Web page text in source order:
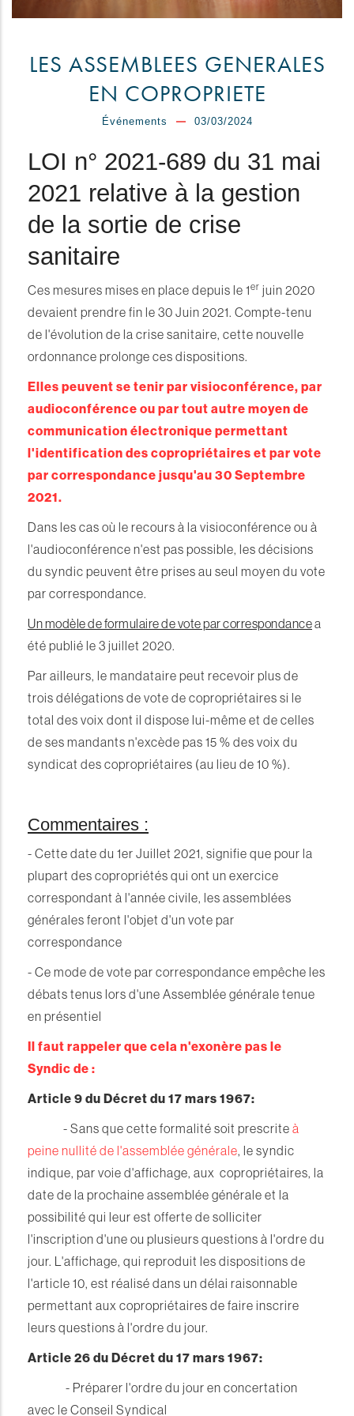
LES ASSEMBLEES GENERALES
EN COPROPRIETE
Événements 03/03/2024
LOI n° 2021-689 du 31 mai
2021 relative à la gestion
de la sortie de crise
sanitaire
Ces mesures mises en place depuis le 1er juin 2020
devaient prendre fin le 30 Juin 2021. Compte-tenu
de l'évolution de la crise sanitaire, cette nouvelle
ordonnance prolonge ces dispositions.
Elles peuvent se tenir par visioconférence, par
audioconférence ou par tout autre moyen de
communication électronique permettant
l'identification des copropriétaires et par vote
par correspondance jusqu'au 30 Septembre
2021.
Dans les cas où le recours à la visioconférence ou à
l'audioconférence n'est pas possible, les décisions
du syndic peuvent être prises au seul moyen du vote
par correspondance.
Un modèle de formulaire de vote par correspondancea
été publié le 3 juillet 2020.
Par ailleurs, le mandataire peut recevoir plus de
trois délégations de vote de copropriétaires si le
total des voix dont il dispose lui-même et de celles
de ses mandants n'excède pas 15 % des voix du
syndicat des copropriétaires (au lieu de 10 %).
Commentaires :
- Cette date du 1er Juillet 2021, signifie que pour la
plupart des copropriétés qui ont un exercice
correspondant à l'année civile, les assemblées
générales feront l'objet d'un vote par
correspondance
- Ce mode de vote par correspondance empêche les
débats tenus lors d'une Assemblée générale tenue
en présentiel
Il faut rappeler que cela n'exonère pas le
Syndic de :
Article 9 du Décret du 17 mars 1967:
- Sans que cette formalité soit prescrite à
peine nullité de l'assemblée générale, le syndic
indique, par voie d'affichage, aux copropriétaires, la
date de la prochaine assemblée générale et la
possibilité qui leur est offerte de solliciter
l'inscription d'une ou plusieurs questions à l'ordre du
jour. L'affichage, qui reproduit les dispositions de
l'article 10, est réalisé dans un délai raisonnable
permettant aux copropriétaires de faire inscrire
leurs questions à l'ordre du jour.
Article 26 du Décret du 17 mars 1967:
- Préparer l'ordre du jour en concertation
avec le Conseil Syndical